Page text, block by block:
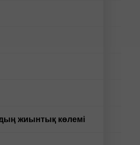
жиынтық көлемі